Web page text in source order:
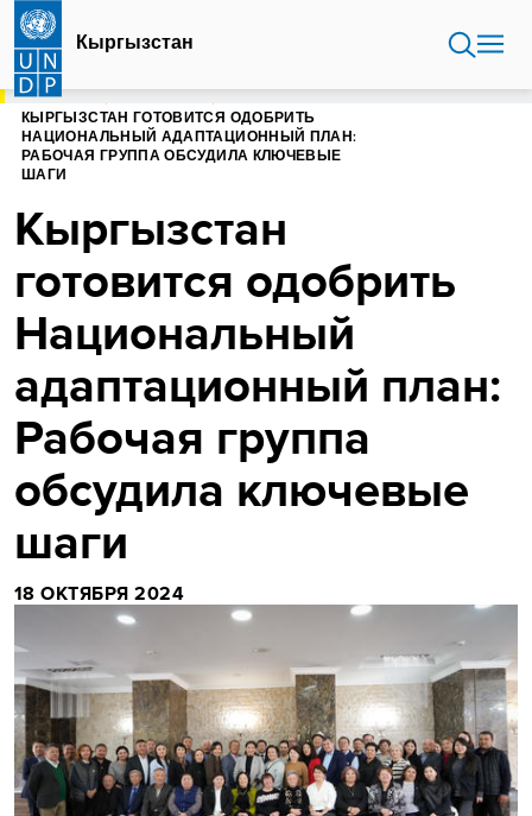
Перейти
основному
содержанию
Кыргызстан
ГЛАВНАЯ
КЫРГЫЗСТАН ГОТОВИТСЯ ОДОБРИТЬ
НАЦИОНАЛЬНЫЙ АДАПТАЦИОННЫЙ ПЛАН:
РАБОЧАЯ ГРУППА ОБСУДИЛА КЛЮЧЕВЫЕ
ШАГИ
Кыргызстан
готовится одобрить
Национальный
адаптационный план:
Рабочая группа
обсудила ключевые
шаги
18 ОКТЯБРЯ 2024